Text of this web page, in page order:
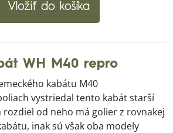
Vložiť do košíka
WH M40 repro
kabátu M40
vystriedal tento kabát starší
rozdiel od neho má golier z rovnakej
inak sú však oba modely